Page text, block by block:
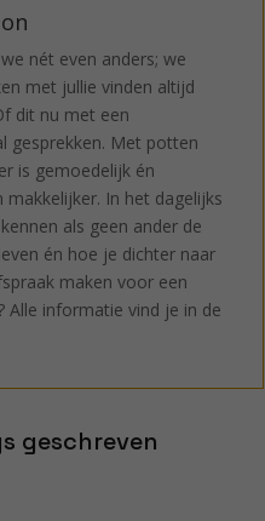
nét even anders; we
met jullie vinden altijd
dit nu met een
gesprekken. Met potten
is gemoedelijk én
In het dagelijks
als geen ander de
én hoe je dichter naar
maken voor een
Alle informatie vind je in de
geschreven